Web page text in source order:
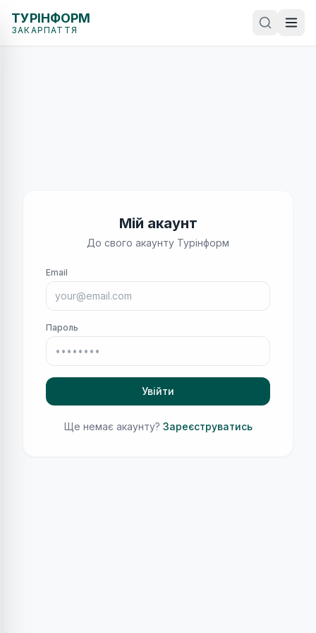
ТУРІНФОРМ
ЗАКАРПАТТЯ
Мій акаунт
До свого акаунту Турінформ
Email
Пароль
Увійти
Ще немає акаунту? Зареєструватись